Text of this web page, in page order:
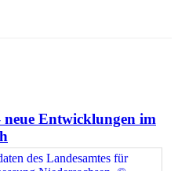
Entwicklungen im